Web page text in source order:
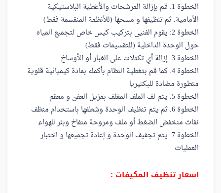
الخطوة 1. قم بإزالة المرشحات والأغطية البلاستيكية
الأمامية. ثم تنظيفها و مسحها (للأنظمة المنقسمة فقط)
الخطوة 2: يقوم الفنيى بتركيب كيس خاص لتجميع المياه
حول الوحدة الداخلية (للتقسيمات فقط)
الخطوة 3. إزالة أي تكتلات على الغبار أو الأوساخ
الخطوة 4. كما قم بتغطية النظام بأكمله بمادة كيميائية قلوية
متطورة مضادة للبكتيريا
الخطوة 5. يتم لف الملف المغلف بمزيل العفن و معقم
الخطوة 6. ثم يتم تنظيف الوحدة وشطفها باستخدام منظف
نفاث منخفض الضغط أو ملف ومروحة منفاخ وبئر للهواء
الخطوة 7. يتم تجفيف الوحدة و إعادة تجميعها و اختبار
العمليات
اسعار تنظيف المكيفات :